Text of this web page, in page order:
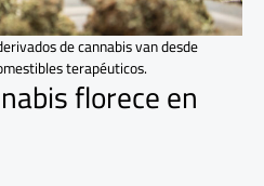
florece en
de cannabis van desde
terapéuticos.